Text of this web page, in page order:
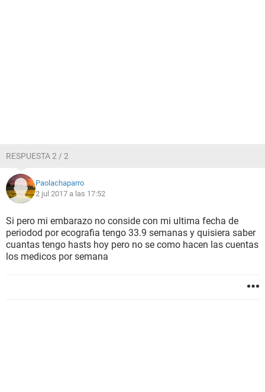
RESPUESTA 2 / 2
Paolachaparro
2 jul 2017 a las 17:52
Si pero mi embarazo no conside con mi ultima fecha de
periodod por ecografia tengo 33.9 semanas y quisiera saber
cuantas tengo hasts hoy pero no se como hacen las cuentas
los medicos por semana